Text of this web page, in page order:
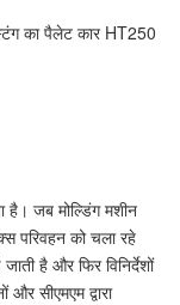
का पैलेट कार HT250
है। जब मोल्डिंग मशीन
परिवहन को चला रहे
है और फिर विनिर्देशों
सीएमएम द्वारा